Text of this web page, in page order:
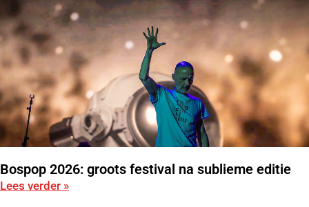
Bospop 2026: groots festival na sublieme editie
Lees verder »